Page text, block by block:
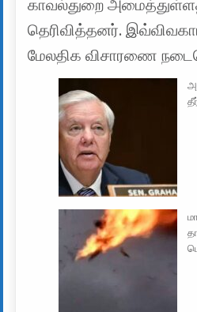
காவல்துறை
தெரிவித்தனர்.
மேலதிக விசாரணை